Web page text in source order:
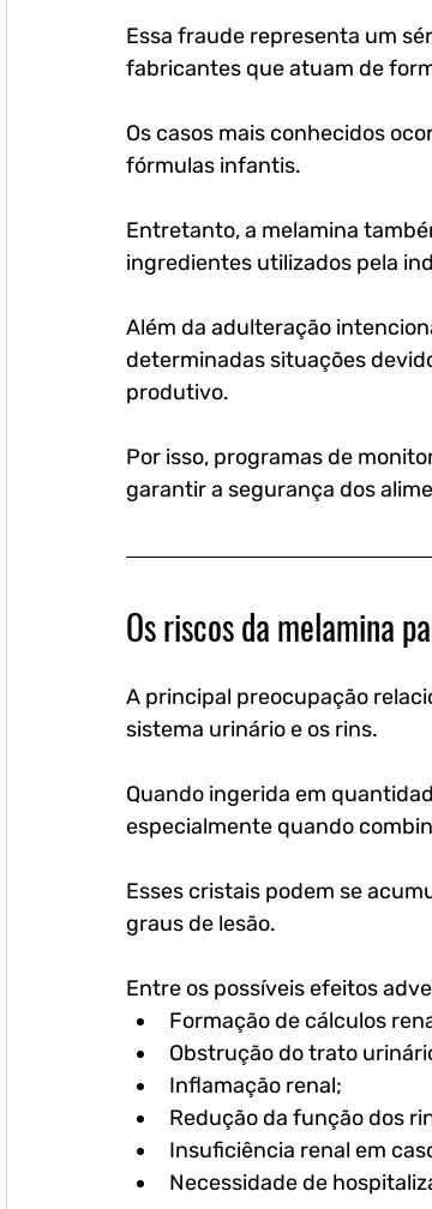
Essa fraude representa um
fabricantes que atuam de
Os casos mais conhecidos
fórmulas infantis.
Entretanto, a melamina
ingredientes utilizados pela
Além da adulteração
determinadas situações
produtivo.
Por isso, programas de
garantir a segurança dos
Os riscos da melamina
A principal preocupação
sistema urinário e os rins.
Quando ingerida em
especialmente quando
Esses cristais podem se
graus de lesão.
Entre os possíveis efeitos
Formação de cálculos
Obstrução do trato
Inflamação renal;
Redução da função dos
Insuficiência renal em
Necessidade de